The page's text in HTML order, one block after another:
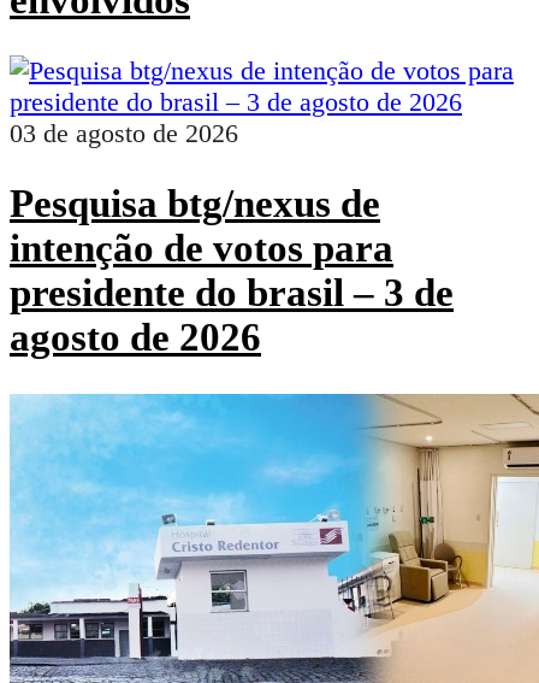
03 de agosto de 2026
Pesquisa btg/nexus de
intenção de votos para
presidente do brasil – 3 de
agosto de 2026